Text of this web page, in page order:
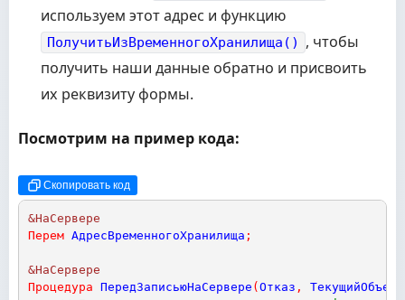
используем этот адрес и функцию
ПолучитьИзВременногоХранилища()
, чтобы
получить наши данные обратно и присвоить
их реквизиту формы.
Посмотрим на пример кода:
Скопировать код
&НаСервере
Перем АдресВременногоХранилища ;
&НаСервере
Процедура ПередЗаписьюНаСервере ( Отказ , ТекущийОбъект